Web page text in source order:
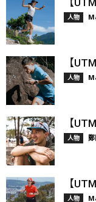
人物
【
人物
【
人物
【
人物